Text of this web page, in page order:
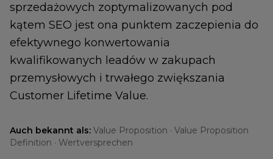
sprzedażowych zoptymalizowanych pod
kątem SEO jest ona punktem zaczepienia do
efektywnego konwertowania
kwalifikowanych leadów w zakupach
przemysłowych i trwałego zwiększania
Customer Lifetime Value.
Auch bekannt als: Value Proposition · Value Proposition
Definition · Wertversprechen